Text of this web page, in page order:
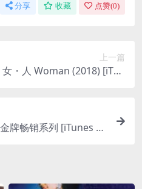
分享 收藏 点赞(0)
上一篇
・人 Woman (2018) [iTun
牌畅销系列 [iTunes Pl